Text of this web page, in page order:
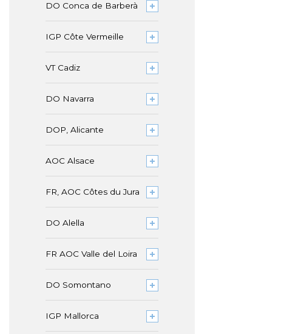
DO Conca de Barberà
IGP Côte Vermeille
VT Cadiz
DO Navarra
DOP, Alicante
AOC Alsace
FR, AOC Côtes du Jura
DO Alella
FR AOC Valle del Loira
DO Somontano
IGP Mallorca